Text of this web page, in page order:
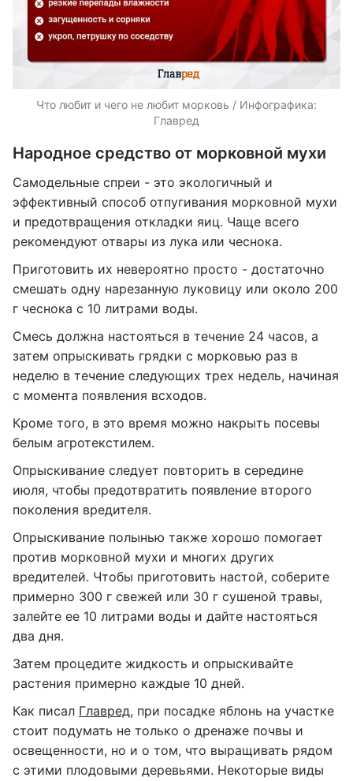
Что любит и чего не любит морковь / Инфографика:
Главред
Народное средство от морковной мухи
Самодельные спреи - это экологичный и
эффективный способ отпугивания морковной мухи
и предотвращения откладки яиц. Чаще всего
рекомендуют отвары из лука или чеснока.
Приготовить их невероятно просто - достаточно
смешать одну нарезанную луковицу или около 200
г чеснока с 10 литрами воды.
Смесь должна настояться в течение 24 часов, а
затем опрыскивать грядки с морковью раз в
неделю в течение следующих трех недель, начиная
с момента появления всходов.
Кроме того, в это время можно накрыть посевы
белым агротекстилем.
Опрыскивание следует повторить в середине
июля, чтобы предотвратить появление второго
поколения вредителя.
Опрыскивание полынью также хорошо помогает
против морковной мухи и многих других
вредителей. Чтобы приготовить настой, соберите
примерно 300 г свежей или 30 г сушеной травы,
залейте ее 10 литрами воды и дайте настояться
два дня.
Затем процедите жидкость и опрыскивайте
растения примерно каждые 10 дней.
Как писал Главред, при посадке яблонь на участке
стоит подумать не только о дренаже почвы и
освещенности, но и о том, что выращивать рядом
с этими плодовыми деревьями. Некоторые виды